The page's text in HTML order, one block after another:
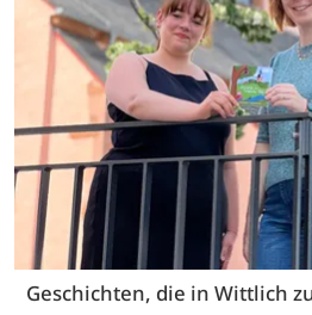
Geschichten, die in Wittlich